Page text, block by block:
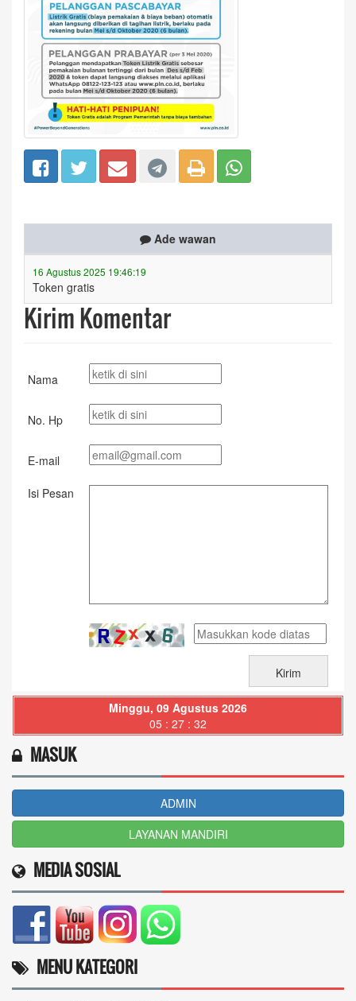
Ade wawan
16 Agustus 2025 19:46:19
Token gratis
Kirim Komentar
Nama
No. Hp
E-mail
Isi Pesan
Minggu, 09 Agustus 2026
05 : 27 : 33
MASUK
ADMIN
LAYANAN MANDIRI
MEDIA SOSIAL
MENU KATEGORI